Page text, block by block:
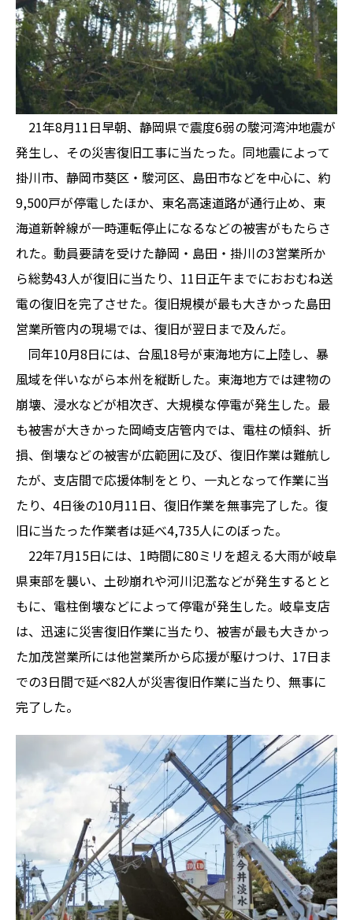
21年8月11日早朝、静岡県で震度6弱の駿河湾沖地震が
発生し、その災害復旧工事に当たった。同地震によって
掛川市、静岡市葵区・駿河区、島田市などを中心に、約
9,500戸が停電したほか、東名高速道路が通行止め、東
海道新幹線が一時運転停止になるなどの被害がもたらさ
れた。動員要請を受けた静岡・島田・掛川の3営業所か
ら総勢43人が復旧に当たり、11日正午までにおおむね送
電の復旧を完了させた。復旧規模が最も大きかった島田
営業所管内の現場では、復旧が翌日まで及んだ。
同年10月8日には、台風18号が東海地方に上陸し、暴
風域を伴いながら本州を縦断した。東海地方では建物の
崩壊、浸水などが相次ぎ、大規模な停電が発生した。最
も被害が大きかった岡崎支店管内では、電柱の傾斜、折
損、倒壊などの被害が広範囲に及び、復旧作業は難航し
たが、支店間で応援体制をとり、一丸となって作業に当
たり、4日後の10月11日、復旧作業を無事完了した。復
旧に当たった作業者は延べ4,735人にのぼった。
22年7月15日には、1時間に80ミリを超える大雨が岐阜
県東部を襲い、土砂崩れや河川氾濫などが発生するとと
もに、電柱倒壊などによって停電が発生した。岐阜支店
は、迅速に災害復旧作業に当たり、被害が最も大きかっ
た加茂営業所には他営業所から応援が駆けつけ、17日ま
での3日間で延べ82人が災害復旧作業に当たり、無事に
完了した。